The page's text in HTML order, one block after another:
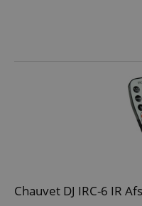
Chauvet DJ IRC-6 IR